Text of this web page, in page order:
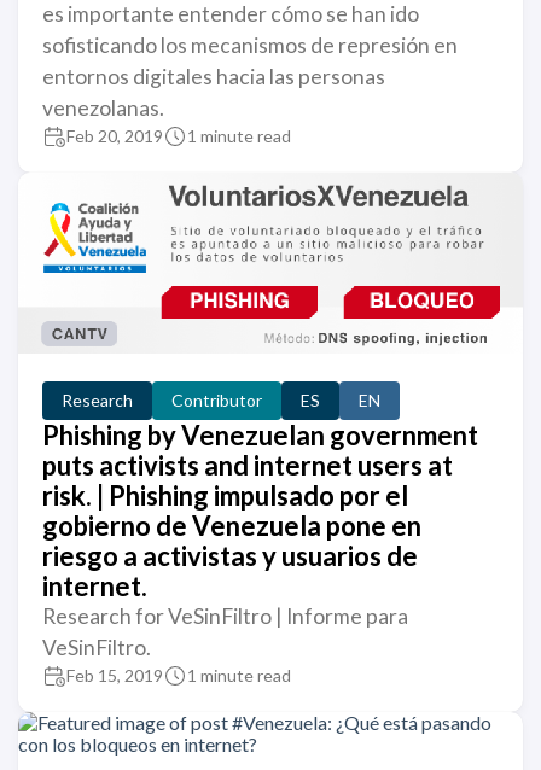
es importante entender cómo se han ido
sofisticando los mecanismos de represión en
entornos digitales hacia las personas
venezolanas.
Feb 20, 2019 1 minute read
Research Contributor ES EN
Phishing by Venezuelan government
puts activists and internet users at
risk. | Phishing impulsado por el
gobierno de Venezuela pone en
riesgo a activistas y usuarios de
internet.
Research for VeSinFiltro | Informe para
VeSinFiltro.
Feb 15, 2019 1 minute read